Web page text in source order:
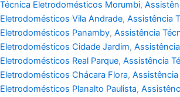
Técnica Eletrodomésticos Morumbi,
Eletrodomésticos Vila Andrade, Assistência
Eletrodomésticos Panamby, Assistência
Eletrodomésticos Cidade Jardim,
Eletrodomésticos Real Parque, Assistência
Eletrodomésticos Chácara Flora, Assistência
Eletrodomésticos Planalto Paulista,